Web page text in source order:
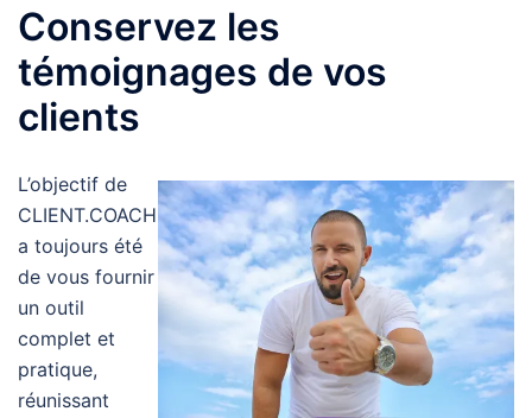
Conservez les
témoignages de vos
clients
L’objectif de
CLIENT.COACH
a toujours été
de vous fournir
un outil
complet et
pratique,
réunissant